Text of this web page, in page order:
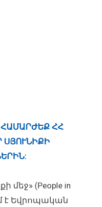
ՀԱՄԱՐԺԵՔ ՀՀ
(People in
է Եվրոպական